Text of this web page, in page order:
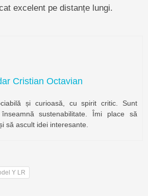
excelent pe distanțe lungi.
Cristian Octavian
și curioasă, cu spirit critic. Sunt
sustenabilitate. Îmi place să
să ascult idei interesante.
Y LR